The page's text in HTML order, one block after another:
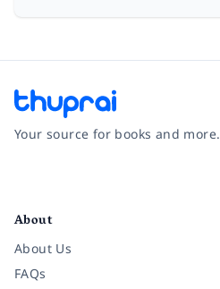
Your source for books and more.
About
About Us
FAQs